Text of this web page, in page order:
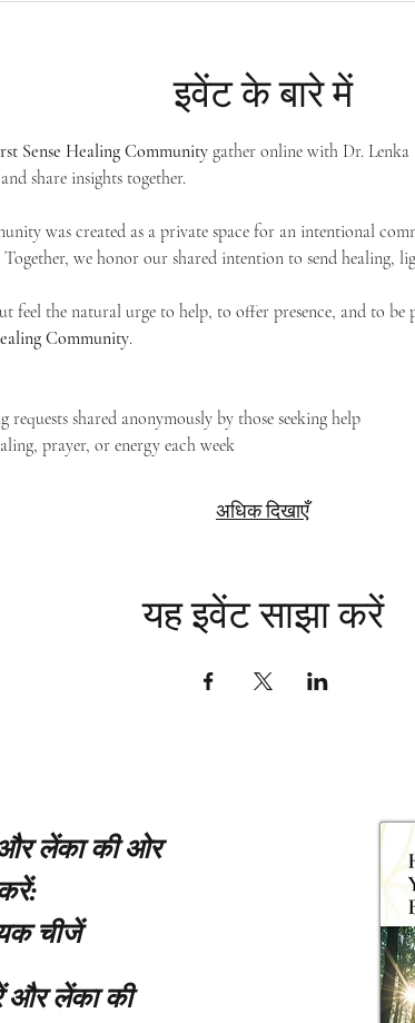
इवेंट के बारे में
Sense Healing Community gather online with Dr. Lenka
share insights together.
was created as a private space for an intentional
we honor our shared intention to send healing,
feel the natural urge to help, to offer presence, and to
Community.
requests shared anonymously by those seeking help
prayer, or energy each week
अधिक दिखाएँ
यह इवेंट साझा करें
लेंका की ओर
चीजें
और लेंका की